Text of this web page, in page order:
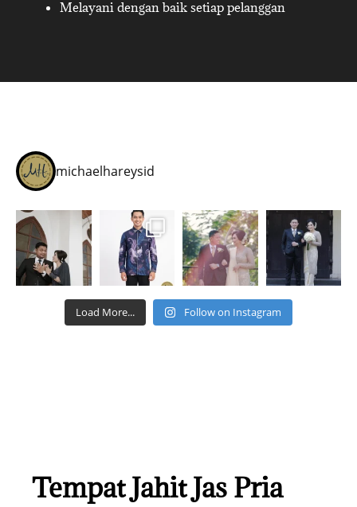
Melayani dengan baik setiap pelanggan
michaelhareysid
Load More... Follow on Instagram
Tempat Jahit Jas Pria